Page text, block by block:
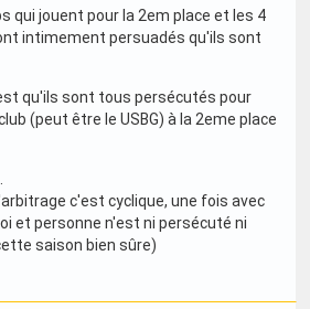
qui jouent pour la 2em place et les 4
intimement persuadés qu'ils sont
qu'ils sont tous persécutés pour
(peut être le USBG) à la 2eme place
c'est cyclique, une fois avec
et personne n'est ni persécuté ni
saison bien sûre)